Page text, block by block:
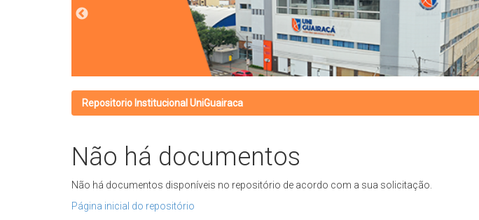
Repositorio Institucional UniGuairaca
Não há documentos
Não há documentos disponíveis no repositório de acordo com a sua solicitação.
Página inicial do repositório